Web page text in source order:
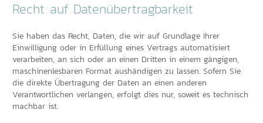
Recht auf Datenübertragbarkeit
Sie haben das Recht, Daten, die wir auf Grundlage Ihrer
Einwilligung oder in Erfüllung eines Vertrags automatisiert
verarbeiten, an sich oder an einen Dritten in einem gängigen,
maschinenlesbaren Format aushändigen zu lassen. Sofern Sie
die direkte Übertragung der Daten an einen anderen
Verantwortlichen verlangen, erfolgt dies nur, soweit es technisch
machbar ist.